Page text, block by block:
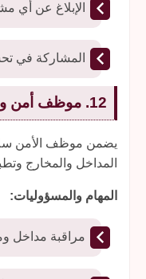
الإبلاغ عن أي
المشاركة في
12. موظف أمن ومراقبة
يضمن موظف الأمن
المداخل والمخارج
المهام والمسؤوليات:
مراقبة مداخل